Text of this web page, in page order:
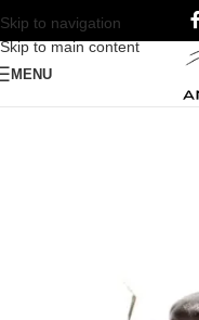
Skip to navigation
Skip to main content
MENU